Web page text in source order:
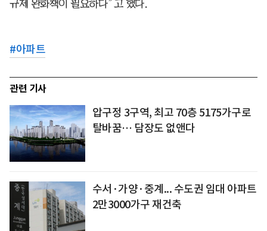
규제 완화책이 필요하다”고 했다.
#아파트
관련 기사
압구정 3구역, 최고 70층 5175가구로
탈바꿈… 담장도 없앤다
수서·가양·중계... 수도권 임대 아파트
2만3000가구 재건축